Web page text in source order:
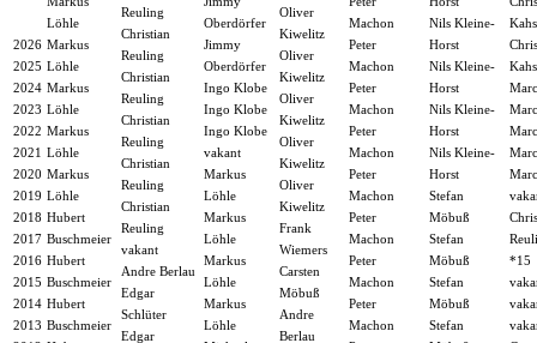
2026
2025
2024
2023
2022
2021
2020
2019
2018
2017
2016
2015
2014
2013
Löhle
Markus
Löhle
Markus
Löhle
Markus
Löhle
Markus
Löhle
Hubert
Buschmeier
Hubert
Buschmeier
Hubert
Buschmeier
Reuling
Christian
Reuling
Christian
Reuling
Christian
Reuling
Christian
Reuling
Christian
Reuling
vakant
Andre Berlau
Edgar
Schlüter
Edgar
Oberdörfer
Jimmy
Oberdörfer
Ingo Klobe
Ingo Klobe
Ingo Klobe
vakant
Markus
Löhle
Markus
Löhle
Markus
Löhle
Markus
Löhle
Oliver
Kiwelitz
Oliver
Kiwelitz
Oliver
Kiwelitz
Oliver
Kiwelitz
Oliver
Kiwelitz
Frank
Wiemers
Carsten
Möbuß
Andre
Berlau
Machon
Peter
Machon
Peter
Machon
Peter
Machon
Peter
Machon
Peter
Machon
Peter
Machon
Peter
Machon
Nils Kleine-
Horst
Nils Kleine-
Horst
Nils Kleine-
Horst
Nils Kleine-
Horst
Stefan
Möbuß
Stefan
Möbuß
Stefan
Möbuß
Stefan
Kahs
Kahs
*15